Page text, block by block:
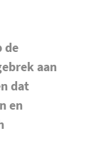
de
aan
dat
en